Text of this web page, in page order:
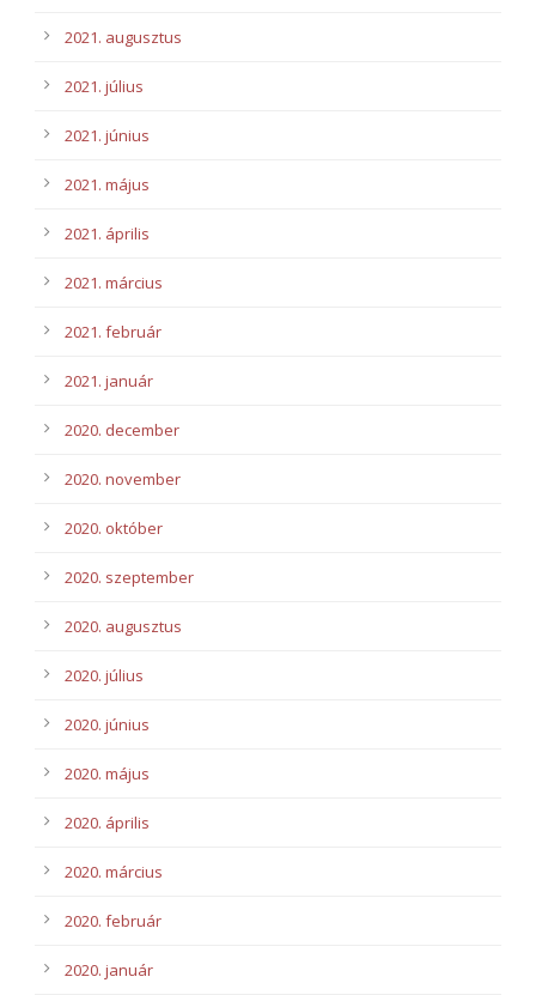
2021. augusztus
2021. július
2021. június
2021. május
2021. április
2021. március
2021. február
2021. január
2020. december
2020. november
2020. október
2020. szeptember
2020. augusztus
2020. július
2020. június
2020. május
2020. április
2020. március
2020. február
2020. január